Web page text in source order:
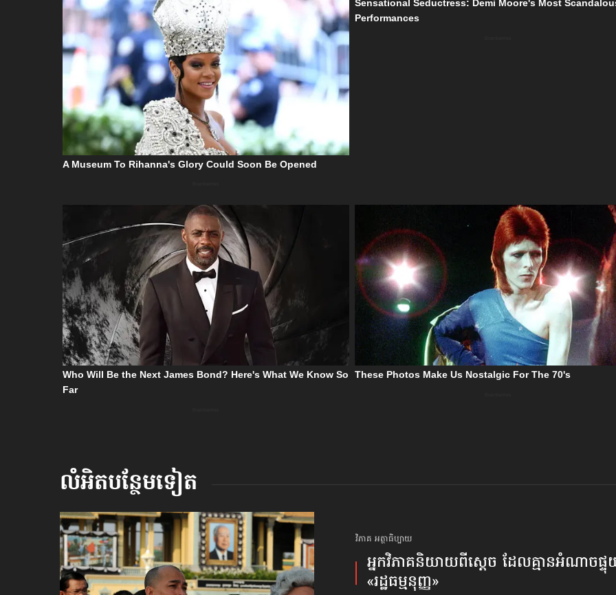
លំអិតបន្ថែមទៀត
វិភាគ អត្ថាធិប្បាយ
អ្នក​វិភាគ​និយាយ​ពី​ស្ដេច ដែល​គ្មាន​អំណាច​ផ្
«រដ្ឋធម្មនុញ្ញ»